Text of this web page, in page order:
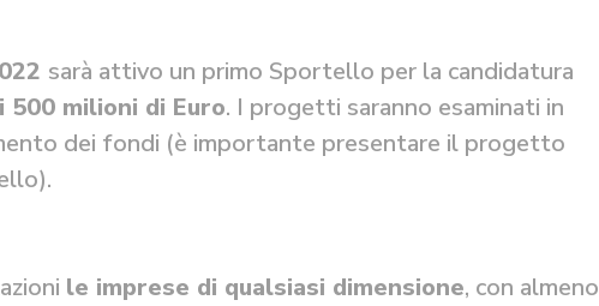
sarà attivo un primo Sportello per la candidatura
500 milioni di Euro. I progetti saranno esaminati in
dei fondi (è importante presentare il progetto
le imprese di qualsiasi dimensione, con almeno